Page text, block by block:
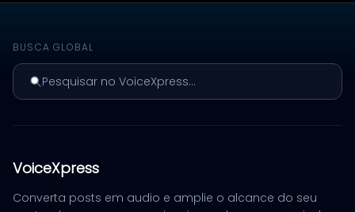
BUSCA GLOBAL
Pesquisar no VoiceXpress...
VoiceXpress
Converta posts em audio e amplie o alcance do seu